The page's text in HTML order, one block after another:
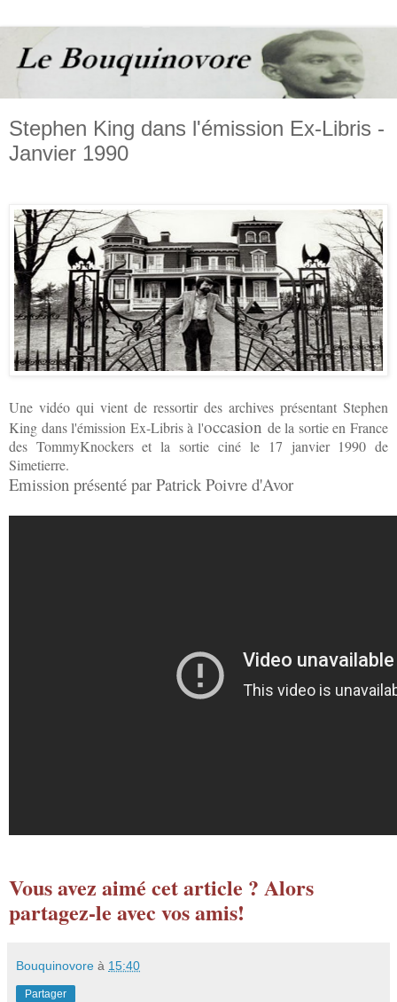
Stephen King dans l'émission Ex-Libris -
Janvier 1990
Une vidéo qui vient de ressortir des archives présentant Stephen
King dans l'émission Ex-Libris à l'occasion de la sortie en France
des TommyKnockers et la sortie ciné le 17 janvier 1990 de
Simetierre.
Emission présenté par Patrick Poivre d'Avor
Vous avez aimé cet article ? Alors
partagez-le avec vos amis!
Bouquinovore à 15:40
Partager